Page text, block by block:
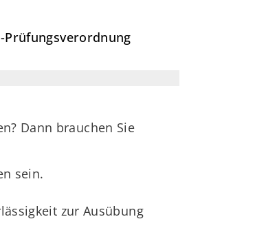
Prüfungsverordnung
Dann brauchen Sie
sein.
zur Ausübung